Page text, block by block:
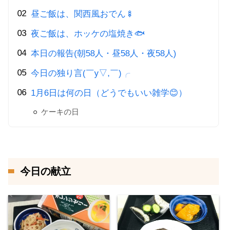
昼ご飯は、関西風おでん🍢
夜ご飯は、ホッケの塩焼き🐟
本日の報告(朝58人・昼58人・夜58人)
今日の独り言(￣y▽,￣)╭
1月6日は何の日（どうでもいい雑学😊）
ケーキの日
今日の献立